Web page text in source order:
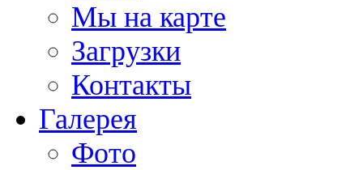
Мы на карте
Загрузки
Контакты
Галерея
Фото